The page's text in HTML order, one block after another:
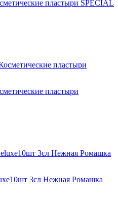
пластыри SPECIAL
пластыри
3сл Нежная Ромашка